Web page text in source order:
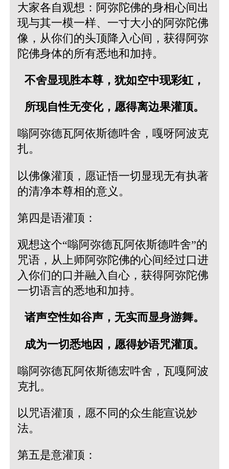
大家各自观想：阿弥陀佛的身相心间出
现与其一模一样、一寸大小的阿弥陀佛
像，从你们的头顶降入心间，获得阿弥
陀佛身体的所有悉地和加持。
不舍显现胜本尊，犹如空中现彩虹，
所现自性无变化，愿得离边果灌顶。
嗡阿弥德瓦阿依斯德吽舍，嘎呀阿波克
扎。
以佛像灌顶，愿证悟一切显现无有执著
的清净本尊相的意义。
第四是语灌顶：
观想这个“嗡阿弥德瓦阿依斯德吽舍”的
咒语，从上师阿弥陀佛的心间经过口进
入你们的口并融入自心，获得阿弥陀佛
一切语言的悉地和加持。
诸声空性如谷声，无实而显身游舞。
成为一切悉地因，愿得妙语咒灌顶。
嗡阿弥德瓦阿依斯德宏吽舍，瓦嘎阿波
克扎。
以咒语灌顶，愿不同的众生能宣说妙
法。
第五是意灌顶：